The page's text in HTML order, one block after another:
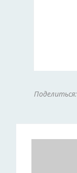
Поделиться: